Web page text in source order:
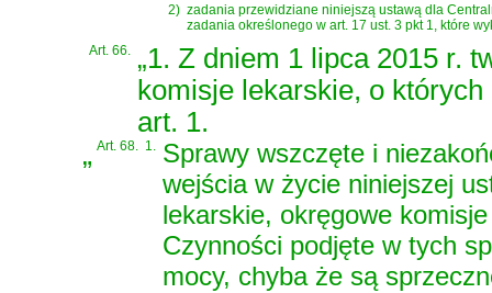
2) zadania przewidziane niniejszą ustawą dla
zadania określonego w art. 17 ust. 3 pkt 1, które
Art. 66. „1. Z dniem 1 lipca 2015 r.
komisje lekarskie, o
art. 1.
„Art. 68. 1. Sprawy wszczęte i
wejścia w życie niniejszej
lekarskie, okręgowe
Czynności podjęte w tych
mocy, chyba że są